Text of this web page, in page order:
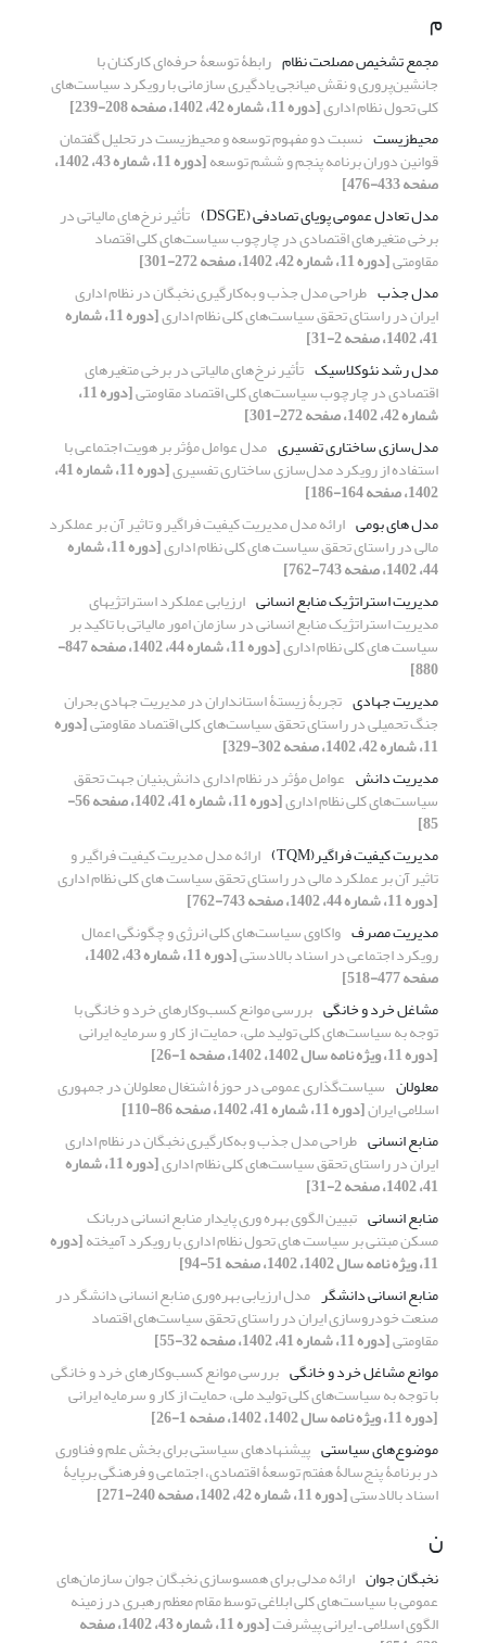
م
مجمع تشخیص مصلحت نظام رابطۀ توسعۀ حرفه‌ای کارکنان با
جانشین‌پروری و نقش میانجی یادگیری سازمانی با رویکرد سیاست‌های
کلی تحول نظام اداری[دوره 11، شماره 42، 1402، صفحه 208-239]
محیط‌زیست نسبت دو مفهوم توسعه و محیط‌زیست در تحلیل گفتمان
قوانین دوران برنامه پنجم و ششم توسعه [دوره 11، شماره 43، 1402،
صفحه 433-476]
مدل تعادل عمومی پویای تصادفی (DSGE)
تأثیر نرخ‌های مالیاتی در
برخی متغیرهای اقتصادی در چارچوب سیاست‌های کلی اقتصاد
مقاومتی[دوره 11، شماره 42، 1402، صفحه 272-301]
مدل جذب طراحی مدل جذب و به‌کارگیری نخبگان در نظام اداری
ایران در راستای تحقق سیاست‌های کلی نظام اداری [دوره 11، شماره
41، 1402، صفحه 2-31]
مدل رشد نئوکلاسیک تأثیر نرخ‌های مالیاتی در برخی متغیرهای
اقتصادی در چارچوب سیاست‌های کلی اقتصاد مقاومتی [دوره 11،
شماره 42، 1402، صفحه 272-301]
مدل‌سازی ساختاری تفسیری مدل عوامل مؤثر بر هویت اجتماعی با
استفاده از رویکرد مدل‌سازی ساختاری تفسیری [دوره 11، شماره 41،
1402، صفحه 164-186]
مدل های بومی ارائه مدل مدیریت کیفیت فراگیر و تاثیر آن بر عملکرد
مالی در راستای تحقق سیاست های کلی نظام اداری [دوره 11، شماره
44، 1402، صفحه 743-762]
مدیریت استراتژیک منابع انسانی ارزیابی عملکرد استراتژیهای
مدیریت استراتژیک منابع انسانی در سازمان امور مالیاتی با تاکید بر
سیاست های کلی نظام اداری [دوره 11، شماره 44، 1402، صفحه 847-
880]
مدیریت جهادی تجربۀ زیستۀ استانداران در مدیریت جهادی بحران
جنگ تحمیلی در راستای تحقق سیاست‌های کلی اقتصاد مقاومتی[دوره
11، شماره 42، 1402، صفحه 302-329]
مدیریت دانش عوامل مؤثر در نظام اداری دانش‌بنیان جهت تحقق
سیاست‌های کلی نظام اداری [دوره 11، شماره 41، 1402، صفحه 56-
85]
مدیریت کیفیت فراگیر(TQM)
ارائه مدل مدیریت کیفیت فراگیر و
تاثیر آن بر عملکرد مالی در راستای تحقق سیاست های کلی نظام اداری
[دوره 11، شماره 44، 1402، صفحه 743-762]
مدیریت مصرف واکاوی سیاست‌های کلی انرژی و چگونگی اعمال
رویکرد اجتماعی در اسناد بالادستی [دوره 11، شماره 43، 1402،
صفحه 477-518]
مشاغل خرد و خانگی بررسی موانع کسب‌وکارهای خرد و خانگی با
توجه به سیاست‌های کلی تولید ملی، حمایت از کار و سرمایه ایرانی
[دوره 11، ویژه نامه سال 1402، 1402، صفحه 1-26]
معلولان سیاست‌گذاری عمومی در حوزۀ اشتغال معلولان در جمهوری
اسلامی ایران[دوره 11، شماره 41، 1402، صفحه 86-110]
منابع انسانی طراحی مدل جذب و به‌کارگیری نخبگان در نظام اداری
ایران در راستای تحقق سیاست‌های کلی نظام اداری [دوره 11، شماره
41، 1402، صفحه 2-31]
منابع انسانی تبیین الگوی بهره وری پایدار منابع انسانی دربانک
مسکن مبتنی بر سیاست های تحول نظام اداری با رویکرد آمیخته[دوره
11، ویژه نامه سال 1402، 1402، صفحه 51-94]
منابع انسانی دانشگر مدل ارزیابی بهره‌وری منابع انسانی دانشگر در
صنعت خودروسازی ایران در راستای تحقق سیاست‌های اقتصاد
مقاومتی[دوره 11، شماره 41، 1402، صفحه 32-55]
موانع مشاغل خرد و خانگی بررسی موانع کسب‌وکارهای خرد و خانگی
با توجه به سیاست‌های کلی تولید ملی، حمایت از کار و سرمایه ایرانی
[دوره 11، ویژه نامه سال 1402، 1402، صفحه 1-26]
موضوع‌های سیاستی پیشنهادهای سیاستی برای بخش علم و فناوری
در برنامۀ پنج‌سالۀ هفتم توسعۀ اقتصادی، اجتماعی و فرهنگی برپایۀ
اسناد بالادستی[دوره 11، شماره 42، 1402، صفحه 240-271]
ن
نخبگان جوان ارائه مدلی برای همسوسازی نخبگان جوان سازمان‌های
عمومی با سیاست‌های کلی ابلاغی توسط مقام معظم رهبری در زمینه
الگوی اسلامی ـ ایرانی پیشرفت [دوره 11، شماره 43، 1402، صفحه